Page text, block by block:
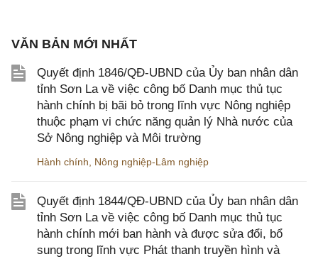
VĂN BẢN MỚI NHẤT
Quyết định 1846/QĐ-UBND của Ủy ban nhân dân
tỉnh Sơn La về việc công bố Danh mục thủ tục
hành chính bị bãi bỏ trong lĩnh vực Nông nghiệp
thuộc phạm vi chức năng quản lý Nhà nước của
Sở Nông nghiệp và Môi trường
Hành chính Nông nghiệp-Lâm nghiệp
Quyết định 1844/QĐ-UBND của Ủy ban nhân dân
tỉnh Sơn La về việc công bố Danh mục thủ tục
hành chính mới ban hành và được sửa đổi, bổ
sung trong lĩnh vực Phát thanh truyền hình và